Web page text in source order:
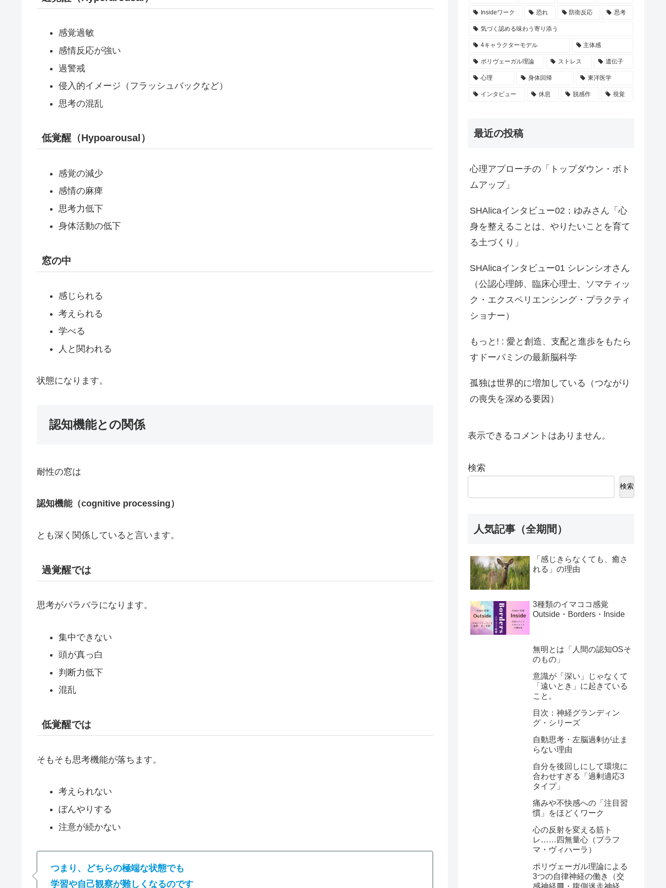
感覚過敏
感情反応が強い
過警戒
侵入的イメージ（フラッシュバックなど）
思考の混乱
低覚醒（Hypoarousal）
感覚の減少
感情の麻痺
思考力低下
身体活動の低下
窓の中
感じられる
考えられる
学べる
人と関われる
状態になります。
認知機能との関係
耐性の窓は
認知機能（cognitive processing）
とも深く関係していると言います。
過覚醒では
思考がバラバラになります。
集中できない
頭が真っ白
判断力低下
混乱
低覚醒では
そもそも思考機能が落ちます。
考えられない
ぼんやりする
注意が続かない
つまり、どちらの極端な状態でも
学習や自己観察が難しくなるのです
Insideワーク 恐れ 防衛反応 思考
気づく認める味わう寄り添う
4キャラクターモデル 主体感
ポリヴェーガル理論 ストレス 遺伝子
心理 身体回帰 東洋医学
インタビュー 休息 脱感作 視覚
最近の投稿
心理アプローチの「トップダウン・ボト
ムアップ」
SHAlicaインタビュー02：ゆみさん「心
身を整えることは、やりたいことを育て
る土づくり」
SHAlicaインタビュー01 シレンシオさん
（公認心理師、臨床心理士、ソマティッ
ク・エクスペリエンシング・プラクティ
ショナー）
もっと! : 愛と創造、支配と進歩をもたら
すドーパミンの最新脳科学
孤独は世界的に増加している（つながり
の喪失を深める要因）
表示できるコメントはありません。
検索
検索
人気記事（全期間）
「感じきらなくても、癒さ
れる」の理由
3種類のイマココ感覚
Outside・Borders・Inside
無明とは「人間の認知OSそ
のもの」
意識が「深い」じゃなくて
「遠いとき」に起きている
こと。
目次：神経グランディン
グ・シリーズ
自動思考・左脳過剰が止ま
らない理由
自分を後回しにして環境に
合わせすぎる「過剰適応3
タイプ」
痛みや不快感への「注目習
慣」をほどくワーク
心の反射を変える筋ト
レ……四無量心（ブラフ
マ・ヴィハーラ）
ポリヴェーガル理論による
3つの自律神経の働き（交